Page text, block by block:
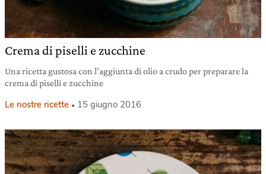
Crema di piselli e zucchine
Una ricetta gustosa con l’aggiunta di olio a crudo per preparare la
crema di piselli e zucchine
Le nostre ricette 15 giugno 2016